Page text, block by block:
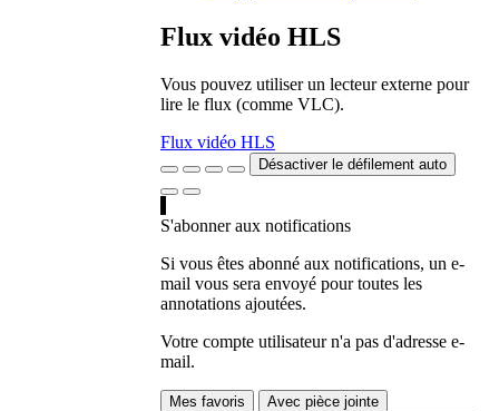
Flux vidéo HLS
Vous pouvez utiliser un lecteur externe pour
lire le flux (comme VLC).
Flux vidéo HLS
Désactiver le défilement auto
S'abonner aux notifications
Si vous êtes abonné aux notifications, un e-
mail vous sera envoyé pour toutes les
annotations ajoutées.
Votre compte utilisateur n'a pas d'adresse e-
mail.
Mes favoris
Avec pièce jointe